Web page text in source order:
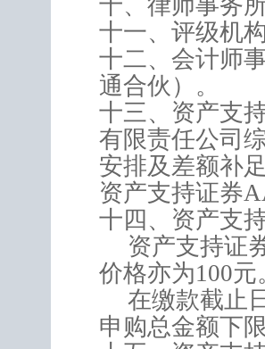
十、律师事务
十一、评级机
十二、会计师
通合伙）。
十三、资产支
有限责任公司
安排及差额补
资产支持证券
十四、资产支
资产支持证
价格亦为100元
在缴款截止
申购总金额下